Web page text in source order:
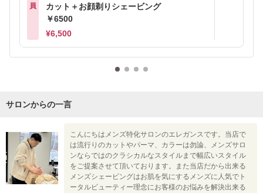
員
カット＋お顔剃りシェービング
￥6500
¥6,500
サロンからの一言
こんにちはメンズ特化サロンのエレガンスです。当店で
は流行りのカットやパーマ、カラーは勿論、メンズサロ
ンならではのクラシカルなスタイルまで幅広いスタイル
をご提案させて頂いております。また当店だから出来る
メンズシェービングはお肌を気にするメンズに人気でト
ータルビューティー理念にお客様のお悩みを解決出来る